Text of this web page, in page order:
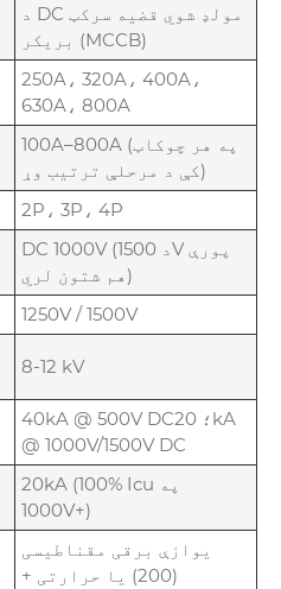
د DC مولډ شوي قضیه سرکټ
بریکر (MCCB)
250A، 320A، 400A،
630A، 800A
100A–800A (په هر چوکاټ
کې د مرحلې ترتیب وړ)
2P، 3P، 4P
DC 1000V (د 1500V پورې
هم شتون لري)
1250V / 1500V
8-12 kV
40kA @ 500V DC؛ 20kA
@ 1000V/1500V DC
20kA (100% Icu په
1000V+)
یوازې برقی مقناطیسی
(200) یا حرارتی +